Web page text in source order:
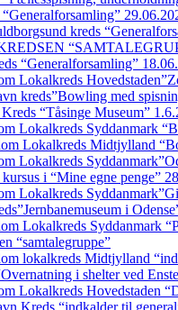
kreds
“Generalforsamling”
Lokalkreds
kreds”Bowling med
“Tåsinge Museum”
Lokalkreds Syddanmark
Lokalkreds Midtjylland
Lokalkreds
i “Mine egne penge”
Lokalkreds
i
Lokalkreds Syddanmark
“samtalegruppe”
lokalkreds Midtjylland
i shelter ved
Lokalkreds Hovedstaden